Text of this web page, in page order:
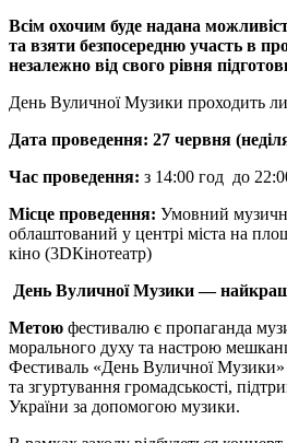
Всім охочим буде надана
та взяти безпосередню участь в
незалежно від свого рівня
День Вуличної Музики проходить
Дата проведення: 27 червня
Час проведення: з 14:00 год до
Місце проведення: Умовний
облаштований у центрі міста на
кіно (3DКінотеатр)
День Вуличної Музики —
Метою фестивалю є пропаганда
морального духу та настрою
Фестиваль «День Вуличної
та згуртування громадськості,
України за допомогою музики.